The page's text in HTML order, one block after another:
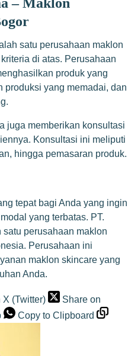
satu perusahaan maklon
di atas. Perusahaan
produk yang
produksi yang memadai, dan
juga memberikan konsultasi
Konsultasi ini meliputi
hingga pemasaran produk.
tepat bagi Anda yang ingin
yang terbatas. PT.
perusahaan maklon
Perusahaan ini
maklon skincare yang
Anda.
X (Twitter)
Share on
Copy to Clipboard